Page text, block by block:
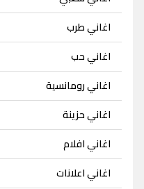
اغاني طرب
اغاني حب
اغاني رومانسية
اغاني حزينة
اغاني افلام
اغاني اعلانات